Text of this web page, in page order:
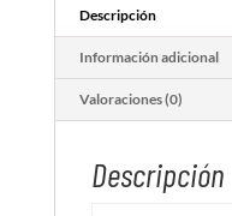
Descripción
Información adicional
Valoraciones (0)
Descripción